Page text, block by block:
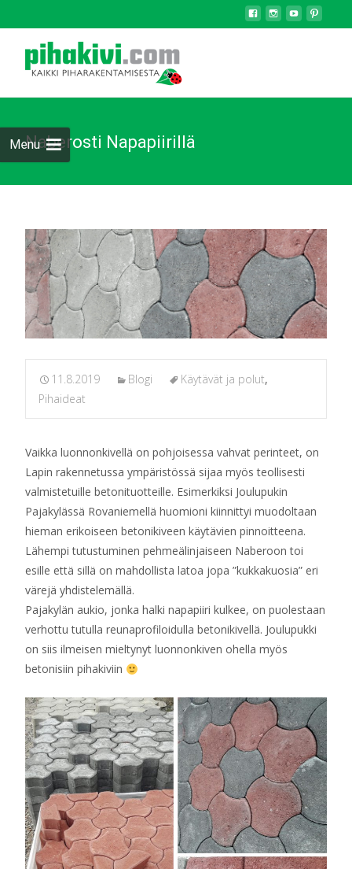
MenuNaberosti Napapiirillä
11.8.2019 Blogi Käytävät ja polut,
Pihaideat
Vaikka luonnonkivellä on pohjoisessa vahvat perinteet, on
Lapin rakennetussa ympäristössä sijaa myös teollisesti
valmistetuille betonituotteille. Esimerkiksi Joulupukin
Pajakylässä Rovaniemellä huomioni kiinnittyi muodoltaan
hieman erikoiseen betonikiveen käytävien pinnoitteena.
Lähempi tutustuminen pehmeälinjaiseen Naberoon toi
esille että sillä on mahdollista latoa jopa ”kukkakuosia” eri
värejä yhdistelemällä.
Pajakylän aukio, jonka halki napapiiri kulkee, on puolestaan
verhottu tutulla reunaprofiloidulla betonikivellä. Joulupukki
on siis ilmeisen mieltynyt luonnonkiven ohella myös
betonisiin pihakiviin